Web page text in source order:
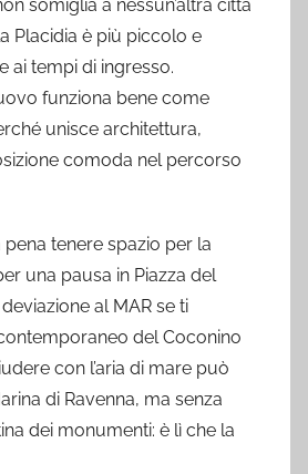
somiglia a nessun’altra città
Placidia è più piccolo e
ai tempi di ingresso.
funziona bene come
unisce architettura,
comoda nel percorso
tenere spazio per la
una pausa in Piazza del
al MAR se ti
del Coconino
con l’aria di mare può
di Ravenna, ma senza
dei monumenti: è lì che la